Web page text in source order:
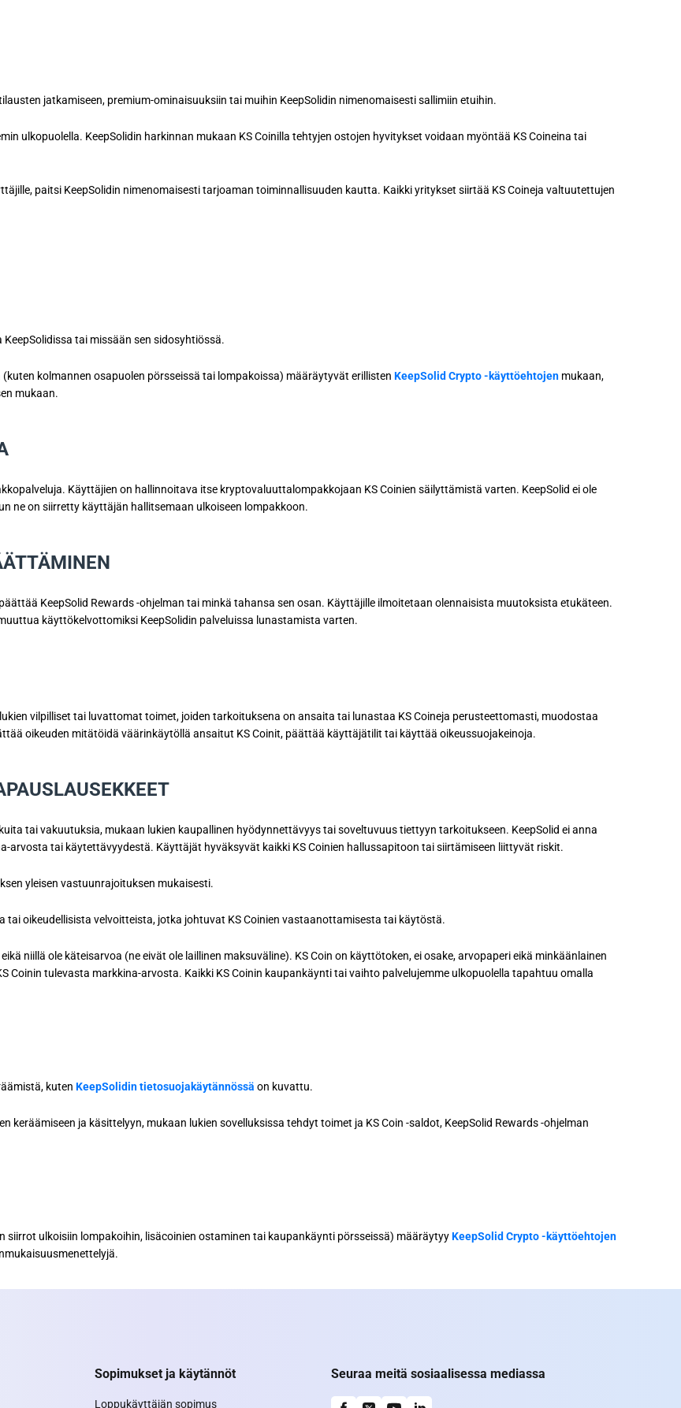
jatkamiseen, premium-ominaisuuksiin tai muihin KeepSolidin nimenomaisesti sallimiin etuihin.
ulkopuolella. KeepSolidin harkinnan mukaan KS Coinilla tehtyjen ostojen hyvitykset voidaan myöntää KS Coineina tai
paitsi KeepSolidin nimenomaisesti tarjoaman toiminnallisuuden kautta. Kaikki yritykset siirtää KS Coineja valtuutettujen
tai missään sen sidosyhtiössä.
kolmannen osapuolen pörsseissä tai lompakoissa) määräytyvät erillisten KeepSolid Crypto -käyttöehtojen mukaan,
mukaan.
Käyttäjien on hallinnoitava itse kryptovaluuttalompakkojaan KS Coinien säilyttämistä varten. KeepSolid ei ole
ne on siirretty käyttäjän hallitsemaan ulkoiseen lompakkoon.
KeepSolid Rewards -ohjelman tai minkä tahansa sen osan. Käyttäjille ilmoitetaan olennaisista muutoksista etukäteen.
käyttökelvottomiksi KeepSolidin palveluissa lunastamista varten.
vilpilliset tai luvattomat toimet, joiden tarkoituksena on ansaita tai lunastaa KS Coineja perusteettomasti, muodostaa
oikeuden mitätöidä väärinkäytöllä ansaitut KS Coinit, päättää käyttäjätilit tai käyttää oikeussuojakeinoja.
tai vakuutuksia, mukaan lukien kaupallinen hyödynnettävyys tai soveltuvuus tiettyyn tarkoitukseen. KeepSolid ei anna
arvosta tai käytettävyydestä. Käyttäjät hyväksyvät kaikki KS Coinien hallussapitoon tai siirtämiseen liittyvät riskit.
yleisen vastuunrajoituksen mukaisesti.
tai oikeudellisista velvoitteista, jotka johtuvat KS Coinien vastaanottamisesta tai käytöstä.
niillä ole käteisarvoa (ne eivät ole laillinen maksuväline). KS Coin on käyttötoken, ei osake, arvopaperi eikä minkäänlainen
Coinin tulevasta markkina-arvosta. Kaikki KS Coinin kaupankäynti tai vaihto palvelujemme ulkopuolella tapahtuu omalla
kuten KeepSolidin tietosuojakäytännössä on kuvattu.
ja käsittelyyn, mukaan lukien sovelluksissa tehdyt toimet ja KS Coin -saldot, KeepSolid Rewards -ohjelman
siirrot ulkoisiin lompakoihin, lisäcoinien ostaminen tai kaupankäynti pörsseissä) määräytyyKeepSolid Crypto -käyttöehtojen
Sopimukset ja käytännöt
Loppukäyttäjän sopimus
Seuraa meitä sosiaalisessa mediassa